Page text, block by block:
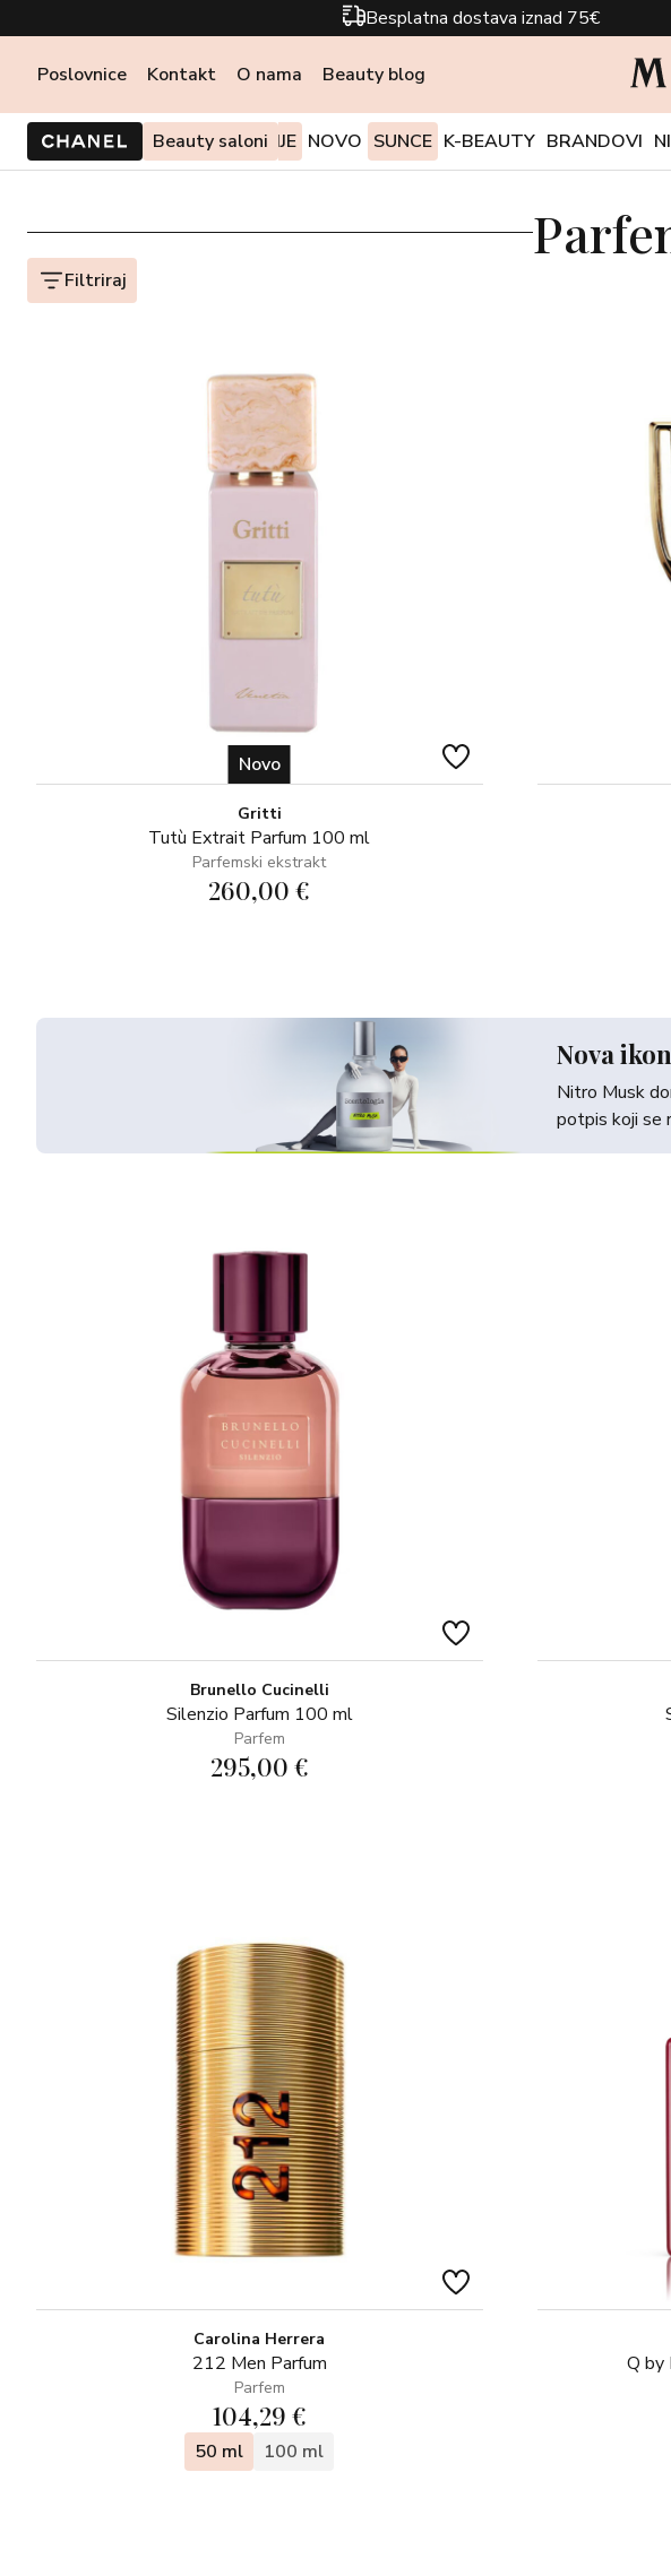
Besplatna dostava iznad 75€
Poslovnice Kontakt O nama Beauty blog
Beauty saloni
PONUDE I AKCIJE NOVO SUNCE K-BEAUTY BRANDOVI
Filtriraj
Novo
Gritti
Tutù Extrait Parfum 100 ml
Parfemski ekstrakt
260,00 €
Nova
Nitro Musk
potpis koji se
Brunello Cucinelli
Silenzio Parfum 100 ml
Parfem
295,00 €
Carolina Herrera
212 Men Parfum
Parfem
104,29 €
50 ml 100 ml
Q by